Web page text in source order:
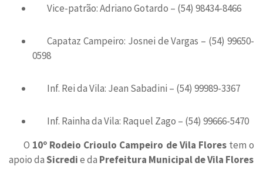
Vice-patrão: Adriano Gotardo – (54) 98434-8466
Capataz Campeiro: Josnei de Vargas – (54) 99650-
0598
Inf. Rei da Vila: Jean Sabadini – (54) 99989-3367
Inf. Rainha da Vila: Raquel Zago – (54) 99666-5470
O 10º Rodeio Crioulo Campeiro de Vila Florestem o
apoio daSicredie da Prefeitura Municipal de Vila Flores